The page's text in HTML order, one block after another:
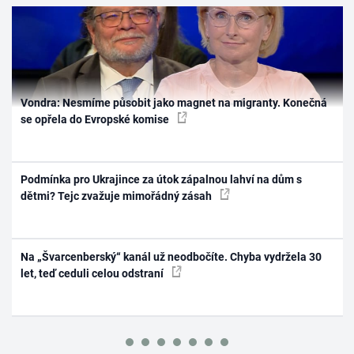
Vondra: Nesmíme působit jako magnet na migranty. Konečná
se opřela do Evropské komise
Podmínka pro Ukrajince za útok zápalnou lahví na dům s
dětmi? Tejc zvažuje mimořádný zásah
Na „Švarcenberský“ kanál už neodbočíte. Chyba vydržela 30
let, teď ceduli celou odstraní